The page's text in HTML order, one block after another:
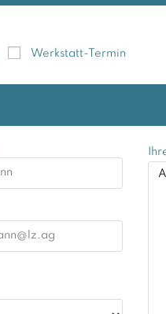
Werkstatt-Termin